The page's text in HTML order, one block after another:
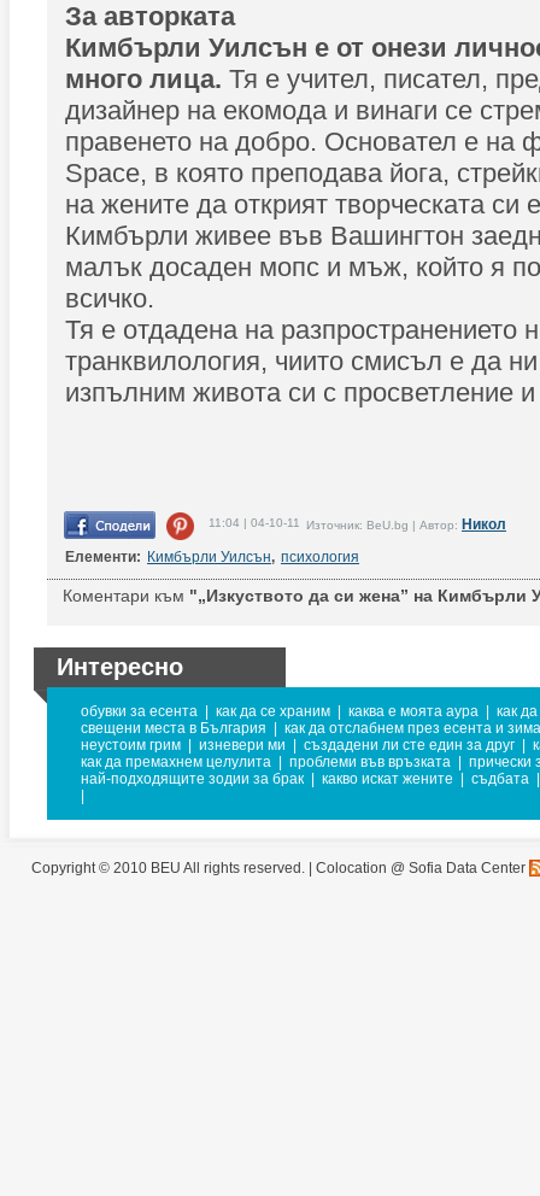
За авторката
Кимбърли Уилсън е от онези
много лица. Тя е учител, писател,
дизайнер на екомода и винаги се
правенето на добро. Основател е на
Space, в която преподава йога,
на жените да открият творческата си
Кимбърли живее във Вашингтон
малък досаден мопс и мъж, който я
всичко.
Тя е отдадена на разпространението
транквилология, чиито смисъл е да
изпълним живота си с просветление
11:04 | 04-10-11 Източник: BeU.bg | Автор: Никол
Елементи: Кимбърли Уилсън, психология
Коментари към "„Изкуството да си жена” на Кимбърли
Интересно
обувки за есента как да се храним каква е моята аура
как
свещени места в България
как да отслабнем през есента и
неустоим грим
изневери ми създадени ли сте един за друг
как да премахнем целулита
проблеми във връзката
прически
най-подходящите зодии за брак
какво искат жените съдбата
Copyright © 2010 BEU All rights reserved. | Colocation @ Sofia Data Center